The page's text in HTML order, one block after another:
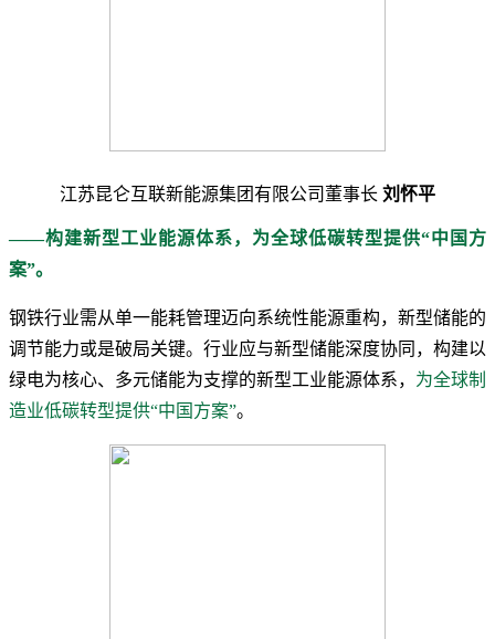
江苏昆仑互联新能源集团有限公司董事长 刘怀平
——构建新型工业能源体系，为全球低碳转型提供“中国方
案”。
钢铁行业需从单一能耗管理迈向系统性能源重构，新型储能的
调节能力或是破局关键。行业应与新型储能深度协同，构建以
绿电为核心、多元储能为支撑的新型工业能源体系， 为全球制
造业低碳转型提供“中国方案”。